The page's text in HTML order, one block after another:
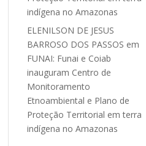
indígena no Amazonas
ELENILSON DE JESUS
BARROSO DOS PASSOS em
FUNAI: Funai e Coiab
inauguram Centro de
Monitoramento
Etnoambiental e Plano de
Proteção Territorial em terra
indígena no Amazonas